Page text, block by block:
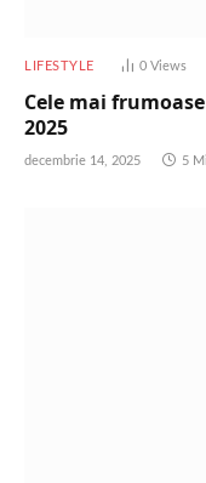
LIFESTYLE 0 Views
Cele mai
2025
decembrie 14, 2025 5